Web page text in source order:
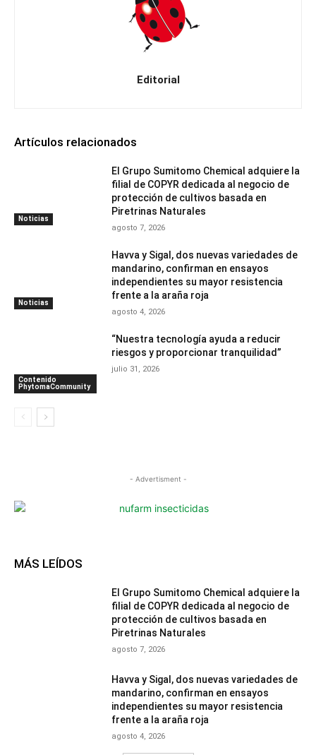
Editorial
Artículos relacionados
Noticias
El Grupo Sumitomo Chemical adquiere la
filial de COPYR dedicada al negocio de
protección de cultivos basada en
Piretrinas Naturales
agosto 7, 2026
Noticias
Havva y Sigal, dos nuevas variedades de
mandarino, confirman en ensayos
independientes su mayor resistencia
frente a la araña roja
agosto 4, 2026
Contenido
PhytomaCommunity
“Nuestra tecnología ayuda a reducir
riesgos y proporcionar tranquilidad”
julio 31, 2026
- Advertisment -
MÁS LEÍDOS
El Grupo Sumitomo Chemical adquiere la
filial de COPYR dedicada al negocio de
protección de cultivos basada en
Piretrinas Naturales
agosto 7, 2026
Havva y Sigal, dos nuevas variedades de
mandarino, confirman en ensayos
independientes su mayor resistencia
frente a la araña roja
agosto 4, 2026